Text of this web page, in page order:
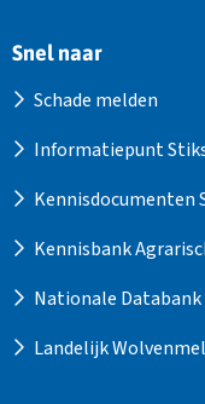
Snel naar
Schade melden
Informatiepunt
Kennisdocumenten
Kennisbank
Nationale Databank
Landelijk